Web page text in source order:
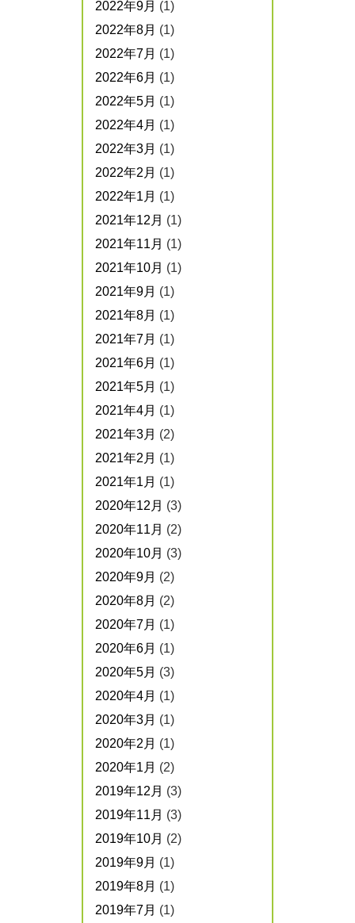
2022年9月 (1)
2022年8月 (1)
2022年7月 (1)
2022年6月 (1)
2022年5月 (1)
2022年4月 (1)
2022年3月 (1)
2022年2月 (1)
2022年1月 (1)
2021年12月 (1)
2021年11月 (1)
2021年10月 (1)
2021年9月 (1)
2021年8月 (1)
2021年7月 (1)
2021年6月 (1)
2021年5月 (1)
2021年4月 (1)
2021年3月 (2)
2021年2月 (1)
2021年1月 (1)
2020年12月 (3)
2020年11月 (2)
2020年10月 (3)
2020年9月 (2)
2020年8月 (2)
2020年7月 (1)
2020年6月 (1)
2020年5月 (3)
2020年4月 (1)
2020年3月 (1)
2020年2月 (1)
2020年1月 (2)
2019年12月 (3)
2019年11月 (3)
2019年10月 (2)
2019年9月 (1)
2019年8月 (1)
2019年7月 (1)